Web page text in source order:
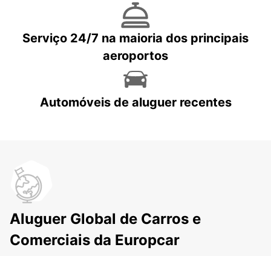
Serviço 24/7 na maioria dos principais
aeroportos
Automóveis de aluguer recentes
Aluguer Global de Carros e
Comerciais da Europcar